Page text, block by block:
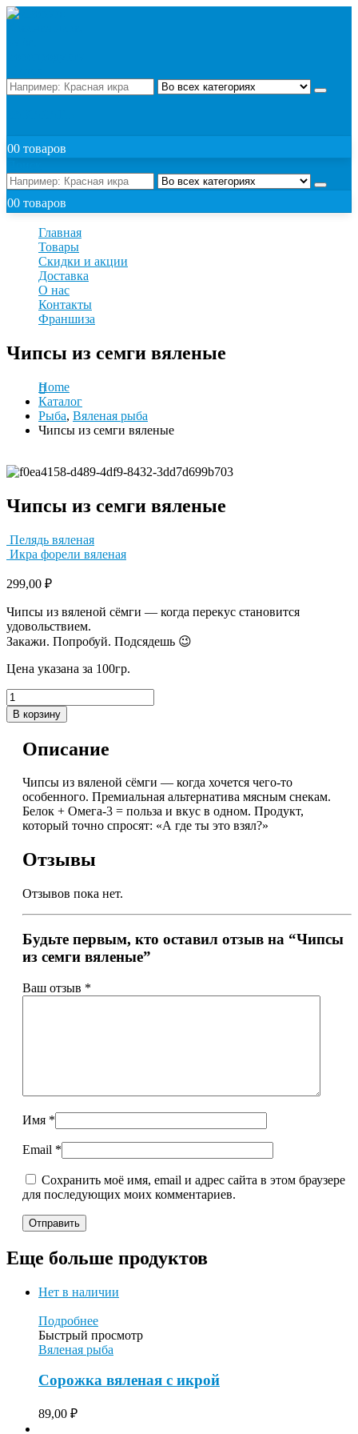
00 товаров
00 товаров
Главная
Товары
Скидки и акции
Доставка
О нас
Контакты
Франшиза
Чипсы из семги вяленые
Home
Каталог
Рыба, Вяленая рыба
Чипсы из семги вяленые
Чипсы из семги вяленые
Пелядь вяленая
Икра форели вяленая
299,00 ₽
Чипсы из вяленой сёмги — когда перекус становится
удовольствием.
Закажи. Попробуй. Подсядешь 😉
Цена указана за 100гр.
В корзину
Описание
Чипсы из вяленой сёмги — когда хочется чего-то
особенного. Премиальная альтернатива мясным снекам.
Белок + Омега-3 = польза и вкус в одном. Продукт,
который точно спросят: «А где ты это взял?»
Отзывы
Отзывов пока нет.
Будьте первым, кто оставил отзыв на “Чипсы
из семги вяленые”
Ваш отзыв *
Имя *
Email *
Сохранить моё имя, email и адрес сайта в этом браузере
для последующих моих комментариев.
Еще больше продуктов
Нет в наличии
Подробнее
Быстрый просмотр
Вяленая рыба
Сорожка вяленая с икрой
89,00 ₽